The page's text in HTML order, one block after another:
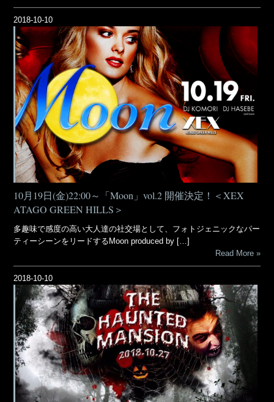
2018-10-10
10月19日(金)22:00～「Moon」vol.2 開催決定！＜XEX
ATAGO GREEN HILLS＞
多趣味で感度の高い大人達の社交場として、フォトジェニックなパー
ティーシーンをリードするMoon produced by […]
Read More
2018-10-10